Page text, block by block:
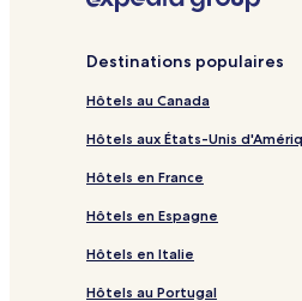
Destinations populaires
Hôtels au Canada
Hôtels aux États-Unis
Hôtels en France
Hôtels en Espagne
Hôtels en Italie
Hôtels au Portugal